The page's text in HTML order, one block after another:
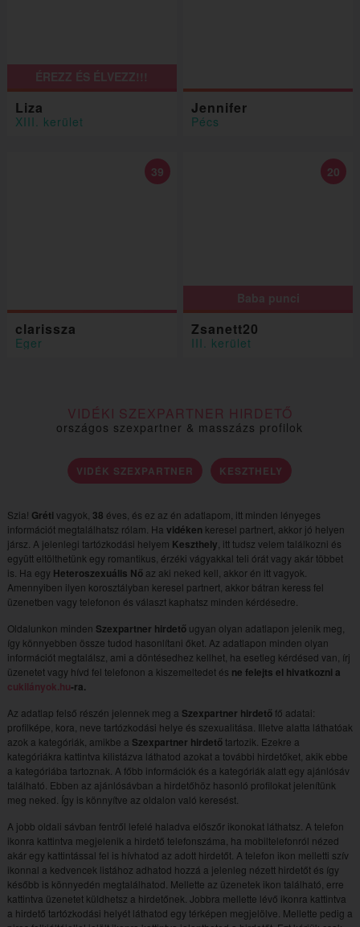
ÉREZZ ÉS ÉLVEZZ!!!
Liza
XIII. kerület
Jennifer
Pécs
clarissza
Eger
39
Baba punci
Zsanett20
III. kerület
20
VIDÉKI SZEXPARTNER HIRDETŐ
országos szexpartner & masszázs profilok
VIDÉK SZEXPARTNER KESZTHELY
Szia! Gréti vagyok, 38 éves, és ez az én adatlapom, itt minden lényeges
információt megtalálhatsz rólam. Ha vidéken keresel partnert, akkor jó helyen
jársz. A jelenlegi tartózkodási helyem Keszthely , itt tudsz velem találkozni és
együtt eltölthetünk egy romantikus, érzéki vágyakkal teli órát vagy akár többet
is. Ha egy Heteroszexuális Nőaz aki neked kell, akkor én itt vagyok.
Amennyiben ilyen korosztályban keresel partnert, akkor bátran keress fel
üzenetben vagy telefonon és választ kaphatsz minden kérdésedre.
Oldalunkon minden Szexpartner hirdetőugyan olyan adatlapon jelenik meg,
így könnyebben össze tudod hasonlítani őket. Az adatlapon minden olyan
információt megtalálsz, ami a döntésedhez kellhet, ha esetleg kérdésed van, írj
üzenetet vagy hívd fel telefonon a kiszemeltedet és ne felejts el hivatkozni a
cukilányok.hu-ra.
Az adatlap felső részén jelennek meg a Szexpartner hirdetőfő adatai:
profilképe, kora, neve tartózkodási helye és szexualitása. Illetve alatta láthatóak
azok a kategóriák, amikbe a Szexpartner hirdetőtartozik. Ezekre a
kategóriákra kattintva kilistázva láthatod azokat a további hirdetőket, akik ebbe
a kategóriába tartoznak. A főbb információk és a kategóriák alatt egy ajánlósáv
található. Ebben az ajánlósávban a hirdetőhöz hasonló profilokat jelenítünk
meg neked. Így is könnyítve az oldalon való keresést.
A jobb oldali sávban fentről lefelé haladva előszőr ikonokat láthatsz. A telefon
ikonra kattintva megjelenik a hirdető telefonszáma, ha mobiltelefonról nézed
akár egy kattintással fel is hívhatod az adott hirdetőt. A telefon ikon melletti szív
ikonnal a kedvencek listához adhatod hozzá a jelenleg nézett hirdetőt és így
később is könnyedén megtalálhatod. Mellette az üzenetek ikon található, erre
kattintva üzenetet küldhetsz a hirdetőnek. Jobbra mellette lévő ikonra kattintva
a hirdető tartózkodási helyét láthatod egy térképen megjelölve. Mellette pedig a